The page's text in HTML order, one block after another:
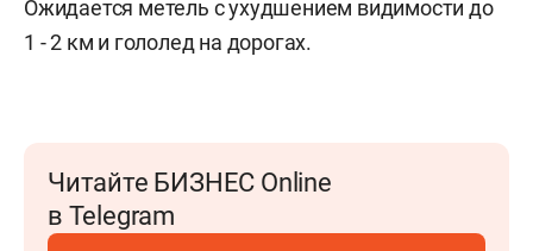
Ожидается метель с ухудшением видимости до
1 - 2 км и гололед на дорогах.
Читайте БИЗНЕС Online
в Telegram